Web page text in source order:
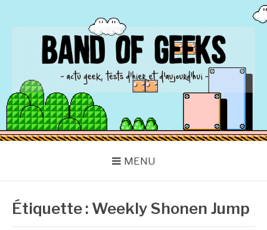
BAND OF GEEKS
Actu Geek d'hier et d'aujourd'hui
MENU
Étiquette : Weekly Shonen Jump